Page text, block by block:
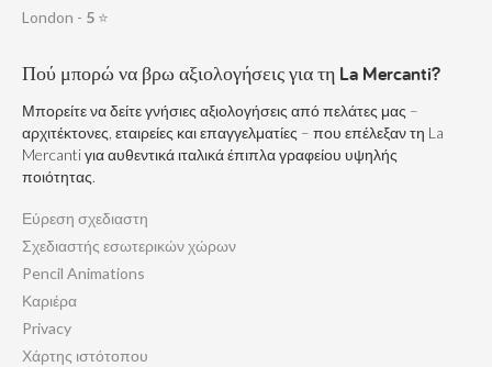
London - 5 ⭐
Πού μπορώ να βρω αξιολογήσεις για τη La Mercanti?
Μπορείτε να δείτε γνήσιες αξιολογήσεις από πελάτες μας –
αρχιτέκτονες, εταιρείες και επαγγελματίες – που επέλεξαν τη La
Mercanti για αυθεντικά ιταλικά έπιπλα γραφείου υψηλής
ποιότητας.
Εύρεση σχεδιαστη
Σχεδιαστής εσωτερικών χώρων
Pencil Animations
Καριέρα
Privacy
Χάρτης ιστότοπου